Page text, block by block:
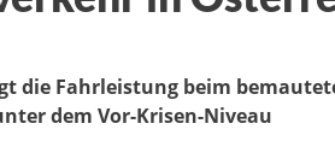
die Fahrleistung beim
dem Vor-Krisen-Niveau